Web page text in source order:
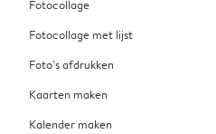
Fotocollage
Fotocollage met lijst
Foto’s afdrukken
Kaarten maken
Kalender maken